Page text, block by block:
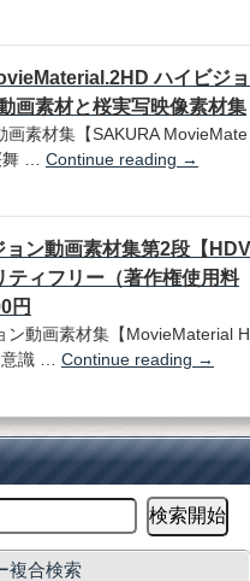
ハイビジョ
画素材と桜実写映像素材集
画素材集【SAKURA MovieMate
舞 … Continue reading →
ョン動画素材集第2段【HDV
ティフリー（著作権使用料
円
ン動画素材集【MovieMaterial H
識 … Continue reading →
複合検索